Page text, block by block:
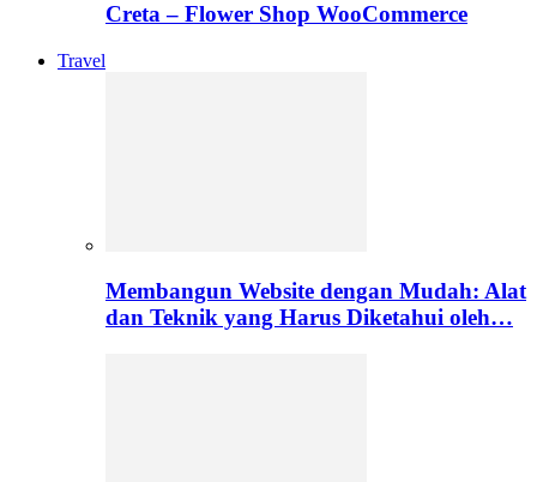
Creta – Flower Shop WooCommerce
Travel
Membangun Website dengan Mudah: Alat
dan Teknik yang Harus Diketahui oleh…